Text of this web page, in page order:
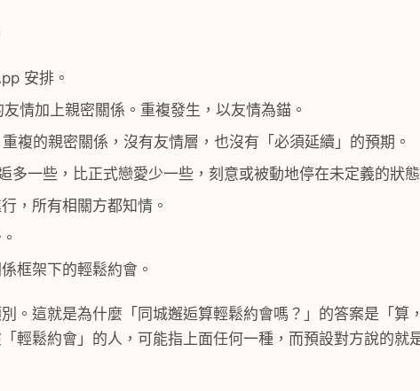
安排。
情加上親密關係。重複發生，以友情為錨。
複的親密關係，沒有友情層，也沒有「必須延續」的預期。
多一些，比正式戀愛少一些，刻意或被動地停在未定義的狀態
，所有相關方都知情。
框架下的輕鬆約會。
。這就是為什麼「同城邂逅算輕鬆約會嗎？」的答案是「算
輕鬆約會」的人，可能指上面任何一種，而預設對方說的就